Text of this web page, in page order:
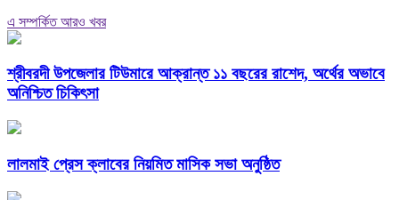
এ সম্পর্কিত আরও খবর
শ্রীবরদী উপজেলার টিউমারে আক্রান্ত ১১ বছরের রাশেদ, অর্থের অভাবে
অনিশ্চিত চিকিৎসা
লালমাই প্রেস ক্লাবের নিয়মিত মাসিক সভা অনুষ্ঠিত